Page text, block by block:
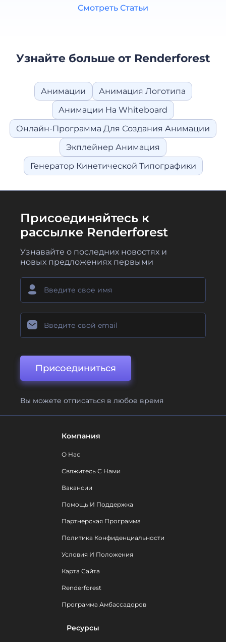
Смотреть Статьи
Узнайте больше от Renderforest
Анимации
Анимация Логотипа
Анимации На Whiteboard
Онлайн-Программа Для Создания Анимации
Экплейнер Анимация
Генератор Кинетической Типографики
Присоединяйтесь к
рассылке Renderforest
Узнавайте о последних новостях и
новых предложениях первыми
Присоединиться
Вы можете отписаться в любое время
Компания
О Нас
Свяжитесь С Нами
Вакансии
Помощь И Поддержка
Партнерская Программа
Политика Конфиденциальности
Условия И Положения
Карта Сайта
Renderforest
Программа Амбассадоров
Ресурсы